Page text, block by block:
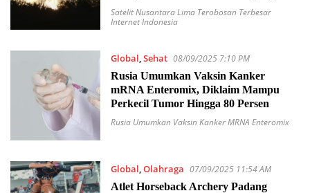
Digital?
Satelit Nusantara Lima Terobosan Terbesar
Internet Indonesia
Global,Sehat 08/09/2025 7:10 PM
Rusia Umumkan Vaksin Kanker
mRNA Enteromix, Diklaim Mampu
Perkecil Tumor Hingga 80 Persen
Rusia Umumkan Vaksin Kanker MRNA Enteromix
Global,Olahraga 07/09/2025 11:54 AM
Atlet Horseback Archery Padang